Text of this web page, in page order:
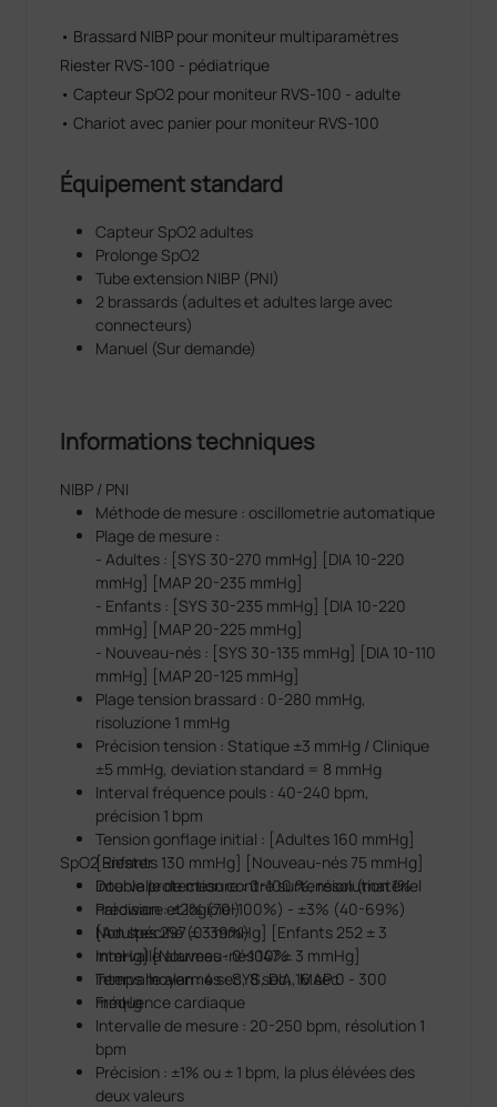
memoire interne de 5 000 mesures
batterie au lithium avec 11 heures d'autonomie
(mode automatique, intervalles de 15 min)
interface utilisateur intuitive avec écran tactile
très réactif.
programmable avec EWS, NEWS, MEWS et 5
• Brassard NIBP pour moniteur multiparamètres
Riester RVS-100 - pédiatrique
• Capteur SpO2 pour moniteur RVS-100 - adulte
• Chariot avec panier pour moniteur RVS-100
Équipement standard
Capteur SpO2 adultes
Prolonge SpO2
Tube extension NIBP (PNI)
2 brassards (adultes et adultes large avec
connecteurs)
Manuel (Sur demande)
Informations techniques
NIBP / PNI
Méthode de mesure : oscillometrie automatique
Plage de mesure :
- Adultes : [SYS 30-270 mmHg] [DIA 10-220
mmHg] [MAP 20-235 mmHg]
- Enfants : [SYS 30-235 mmHg] [DIA 10-220
mmHg] [MAP 20-225 mmHg]
- Nouveau-nés : [SYS 30-135 mmHg] [DIA 10-110
mmHg] [MAP 20-125 mmHg]
Plage tension brassard : 0-280 mmHg,
risoluzione 1 mmHg
Précision tension : Statique ±3 mmHg / Clinique
±5 mmHg, deviation standard = 8 mmHg
Interval fréquence pouls : 40-240 bpm,
précision 1 bpm
Tension gonflage initial : [Adultes 160 mmHg]
[Enfants 130 mmHg] [Nouveau-nés 75 mmHg]
Double protection contre surtension (matériel
hardware et logiciel)
[Adultes 297 ± 3 mmHg] [Enfants 252 ± 3
mmHg] [Nouveau-nés 147 ± 3 mmHg]
Intervalle alarmes : SYS, DIA, MAP 0 - 300
mmHg
SpO2 Riester
Intervalle de mesure : 0-100 %, résolution 1%
Précision : ±2% (70-100%) - ±3% (40-69%)
Non spécifié (0-39%)
Intervalle alarmes : 0-100%
Temps moyen : 4 sec, 8 sec, 16 sec
Fréquence cardiaque
Intervalle de mesure : 20-250 bpm, résolution 1
bpm
Précision : ±1% ou ± 1 bpm, la plus élévées des
deux valeurs